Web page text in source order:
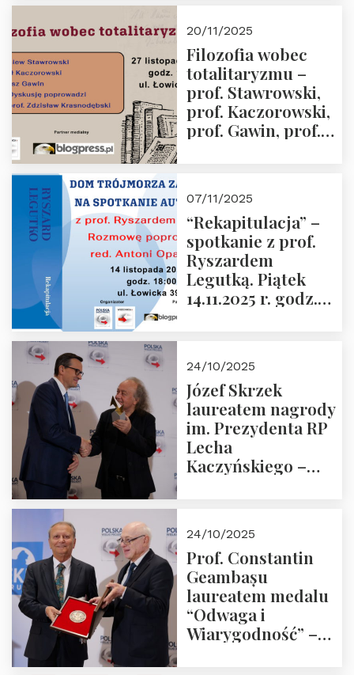
Przemysław
Sobolewski – 4
grudnia 2025 r.
godz. 18:00.
20/11/2025
Filozofia wobec
totalitaryzmu –
prof. Stawrowski,
prof. Kaczorowski,
prof. Gawin, prof.
07/11/2025
“Rekapitulacja” –
spotkanie z prof.
Ryszardem
Legutką. Piątek
14.11.2025 r. godz.
24/10/2025
Józef Skrzek
laureatem nagrody
im. Prezydenta RP
Lecha
Kaczyńskiego –
24/10/2025
Prof. Constantin
Geambașu
laureatem medalu
“Odwaga i
Wiarygodność” –